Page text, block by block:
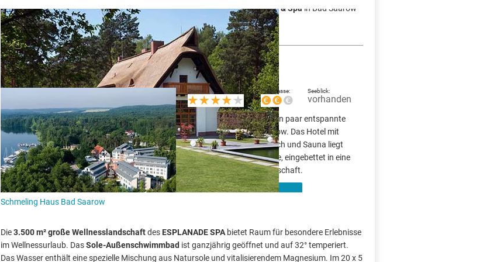
Schmeling Haus Bad Saarow
Für einen Wellnessurlaub am Scharmützelsee ist dasHotel Esplanade Resort & Spa in Bad Saarow
eine unserer Top-Empfehlungen.
Hotel Esplanade Resort & Spa
15526 Bad Saarow
Sterne: Preisklasse: Seeblick:
vorhanden
Das perfekte Resort für ein paar entspannte
Tage im Kurort Bad Saarow. Das Hotel mit
Innenpool, Wellnessbereich und Sauna liegt
direkt am Scharmützelsee, eingebettet in eine
wunderschöne Waldlandschaft.
Verfügbarkeit prüfen
Die3.500 m² große Wellnesslandschaftdes ESPLANADE SPA bietet Raum für besondere Erlebnisse
im Wellnessurlaub. DasSole-Außenschwimmbad ist ganzjährig geöffnet und auf 32° temperiert.
Das Wasser enthält eine spezielle Mischung aus Natursole und vitalisierendem Magnesium. Im 20 x 5